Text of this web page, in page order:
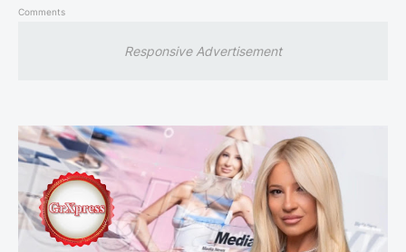
Comments
Responsive Advertisement